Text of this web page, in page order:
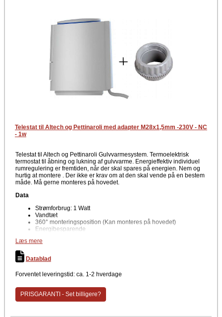
Telestat til Altech og Pettinaroli med adapter M28x1,5mm -230V - NC
- 1w
Telestat til Altech og Pettinaroli Gulvvarmesystem. Termoelektrisk
termostat til åbning og lukning af gulvvarme. Energieffektiv individuel
rumregulering er fremtiden, når der skal spares på energien. Nem og
hurtig at montere . Der ikke er krav om at den skal vende på en bestem
måde. Må gerne monteres på hovedet.
Data
Strømforbrug: 1 Watt
Vandtæt
360° monteringsposition (Kan monteres på hovedet)
Energibesparende
Enkel Klik-on-montering
Støjsvag og vedligeholdelsesfri
Overspændingsbeskyttelsesgaranti
OEM telestat 5 230V Standard er en termoelektrisk telestat.
Læs mere
Datablad
Forventet leveringstid: ca. 1-2 hverdage
PRISGARANTI - Set billigere?